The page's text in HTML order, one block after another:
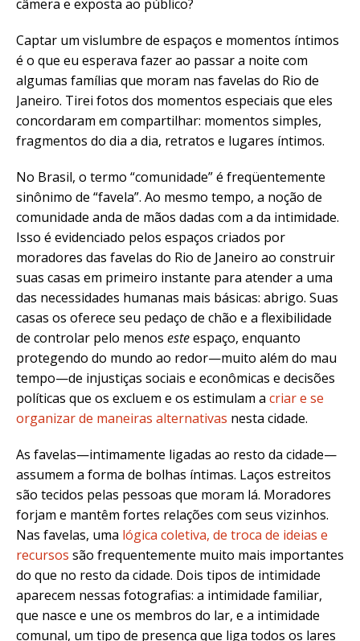
câmera e exposta ao público?
Captar um vislumbre de espaços e momentos íntimos
é o que eu esperava fazer ao passar a noite com
algumas famílias que moram nas favelas do Rio de
Janeiro. Tirei fotos dos momentos especiais que eles
concordaram em compartilhar: momentos simples,
fragmentos do dia a dia, retratos e lugares íntimos.
No Brasil, o termo “comunidade” é freqüentemente
sinônimo de “favela”. Ao mesmo tempo, a noção de
comunidade anda de mãos dadas com a da intimidade.
Isso é evidenciado pelos espaços criados por
moradores das favelas do Rio de Janeiro ao construir
suas casas em primeiro instante para atender a uma
das necessidades humanas mais básicas: abrigo. Suas
casas os oferece seu pedaço de chão e a flexibilidade
de controlar pelo menos esteespaço, enquanto
protegendo do mundo ao redor—muito além do mau
tempo—de injustiças sociais e econômicas e decisões
políticas que os excluem e os estimulam a criar e se
organizar de maneiras alternativas nesta cidade.
As favelas—intimamente ligadas ao resto da cidade—
assumem a forma de bolhas íntimas. Laços estreitos
são tecidos pelas pessoas que moram lá. Moradores
forjam e mantêm fortes relações com seus vizinhos.
Nas favelas, uma lógica coletiva, de troca de ideias e
recursos são frequentemente muito mais importantes
do que no resto da cidade. Dois tipos de intimidade
aparecem nessas fotografias: a intimidade familiar,
que nasce e une os membros do lar, e a intimidade
comunal, um tipo de presença que liga todos os lares